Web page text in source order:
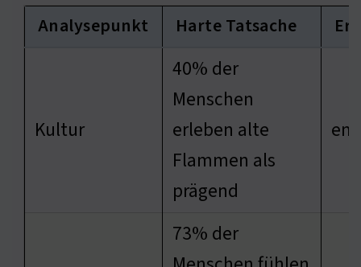
Analysepunkt Harte Tatsache
Kultur
40% der
Menschen
erleben alte
Flammen als
prägend
73% der